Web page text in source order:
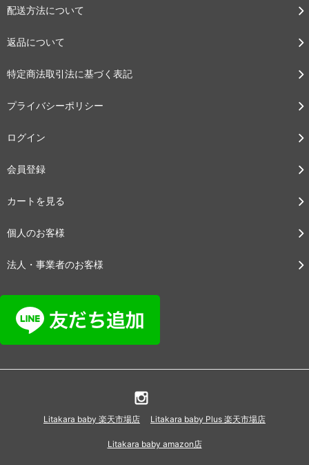
配送方法について
返品について
特定商法取引法に基づく表記
プライバシーポリシー
ログイン
会員登録
カートを見る
個人のお客様
法人・事業者のお客様
Litakara baby 楽天市場店 Litakara baby Plus 楽天市場店
Litakara baby amazon店